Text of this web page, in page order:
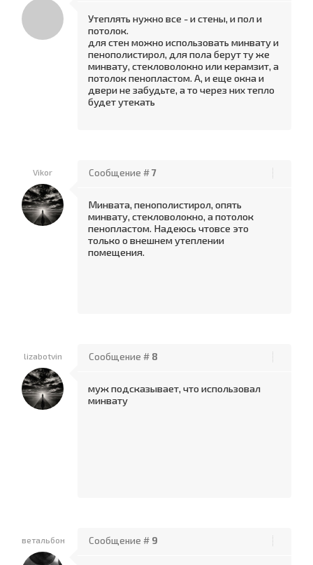
Утеплять нужно все - и стены, и пол и
потолок.
для стен можно использовать минвату и
пенополистирол, для пола берут ту же
минвату, стекловолокно или керамзит, а
потолок пенопластом. А, и еще окна и
двери не забудьте, а то через них тепло
будет утекать
Vikor Сообщение #7
Минвата, пенополистирол, опять
минвату, стекловолокно, а потолок
пенопластом. Надеюсь чтовсе это
только о внешнем утеплении
помещения.
lizabotvin Сообщение # 8
муж подсказывает, что использовал
минвату
ветальбон Сообщение # 9